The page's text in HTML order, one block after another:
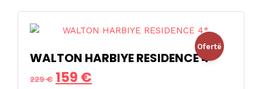
Ofertë
WALTON HARBIYE RESIDENCE 4*
229€ Çmimi
159 €